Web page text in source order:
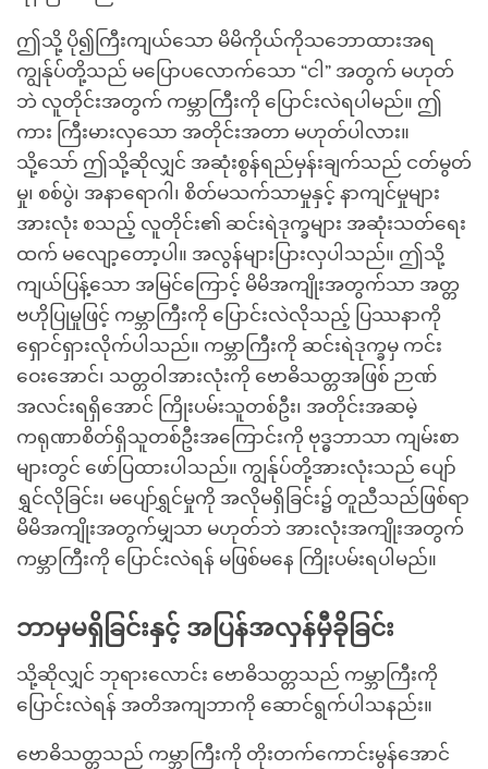
ဤသို့ ပို၍ကြီးကျယ်သော မိမိကိုယ်ကိုသဘောထားအရ
ကျွန်ုပ်တို့သည် မပြောပလောက်သော “ငါ” အတွက် မဟုတ်
ဘဲ လူတိုင်းအတွက် ကမ္ဘာကြီးကို ပြောင်းလဲရပါမည်။ ဤ
ကား ကြီးမားလှသော အတိုင်းအတာ မဟုတ်ပါလား။
သို့သော် ဤသို့ဆိုလျှင် အဆုံးစွန်ရည်မှန်းချက်သည် ငတ်မွတ်
မှု၊ စစ်ပွဲ၊ အနာရောဂါ၊ စိတ်မသက်သာမှုနှင့် နာကျင်မှုများ
အားလုံး စသည့် လူတိုင်း၏ ဆင်းရဲဒုက္ခများ အဆုံးသတ်ရေး
ထက် မလျော့တော့ပါ။ အလွန်များပြားလှပါသည်။ ဤသို့
ကျယ်ပြန့်သော အမြင်ကြောင့် မိမိအကျိုးအတွက်သာ အတ္တ
ဗဟိုပြုမှုဖြင့် ကမ္ဘာကြီးကို ပြောင်းလဲလိုသည့် ပြဿနာကို
ရှောင်ရှားလိုက်ပါသည်။ ကမ္ဘာကြီးကို ဆင်းရဲဒုက္ခမှ ကင်း
ဝေးအောင်၊ သတ္တဝါအားလုံးကို ဗောဓိသတ္တအဖြစ် ဉာဏ်
အလင်းရရှိအောင် ကြိုးပမ်းသူတစ်ဦး၊ အတိုင်းအဆမဲ့
ကရုဏာစိတ်ရှိသူတစ်ဦးအကြောင်းကို ဗုဒ္ဓဘာသာ ကျမ်းစာ
များတွင် ဖော်ပြထားပါသည်။ ကျွန်ုပ်တို့အားလုံးသည် ပျော်
ရွှင်လိုခြင်း၊ မပျော်ရွှင်မှုကို အလိုမရှိခြင်း၌ တူညီသည်ဖြစ်ရာ
မိမိအကျိုးအတွက်မျှသာ မဟုတ်ဘဲ အားလုံးအကျိုးအတွက်
ကမ္ဘာကြီးကို ပြောင်းလဲရန် မဖြစ်မနေ ကြိုးပမ်းရပါမည်။
ဘာမှမရှိခြင်းနှင့် အပြန်အလှန်မှီခိုခြင်း
သို့ဆိုလျှင် ဘုရားလောင်း ဗောဓိသတ္တသည် ကမ္ဘာကြီးကို
ပြောင်းလဲရန် အတိအကျဘာကို ဆောင်ရွက်ပါသနည်း။
ဗောဓိသတ္တသည် ကမ္ဘာကြီးကို တိုးတက်ကောင်းမွန်အောင်